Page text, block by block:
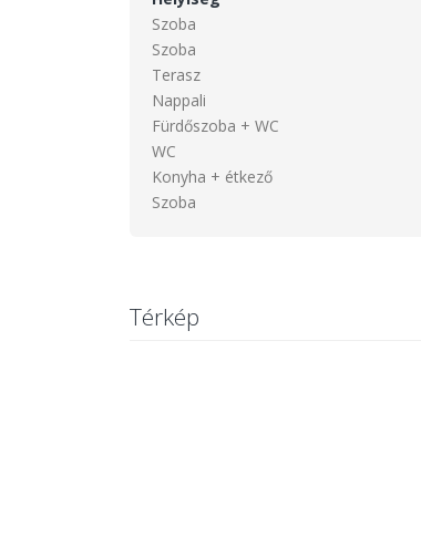
Szoba
Szoba
Terasz
Nappali
Fürdőszoba + WC
WC
Konyha + étkező
Szoba
Térkép